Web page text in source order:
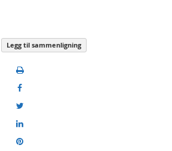
Legg til sammenligning